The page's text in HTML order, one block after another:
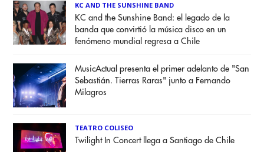
KC AND THE SUNSHINE BAND
KC and the Sunshine Band: el legado de la
banda que convirtió la música disco en un
fenómeno mundial regresa a Chile
MusicActual presenta el primer adelanto de "San
Sebastián. Tierras Raras" junto a Fernando
Milagros
TEATRO COLISEO
Twilight In Concert llega a Santiago de Chile